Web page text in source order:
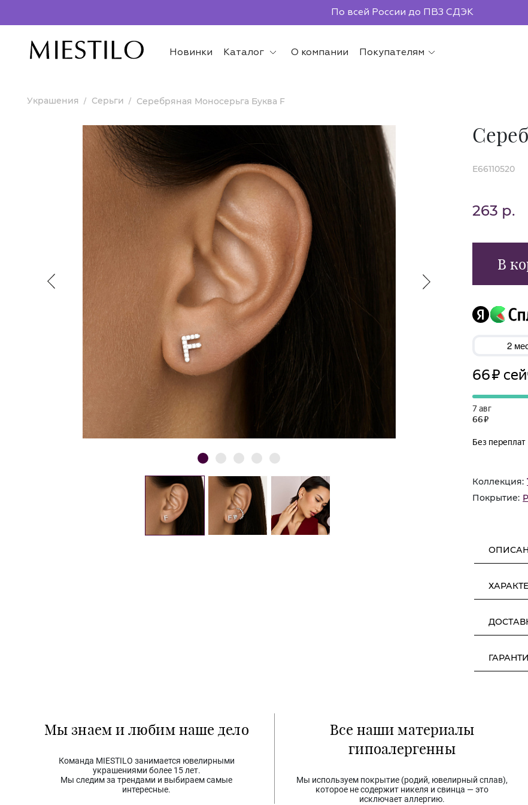
Бесплатная доставка от 2000р.
Новинки
Каталог О компании Покупателям
Украшения Серьги Серебряная Моносерьга Буква F
E66110520
263 р.
В
Коллекция:
Покрытие:
Мы знаем и любим наше дело
Команда MIESTILO занимается ювелирными
украшениями более 15 лет.
Мы следим за трендами и выбираем самые
интересные.
Все наши материалы
гипоалергенны
Мы используем покрытие (родий, ювелирный сплав),
которое не содержит никеля и свинца — это
исключает аллергию.